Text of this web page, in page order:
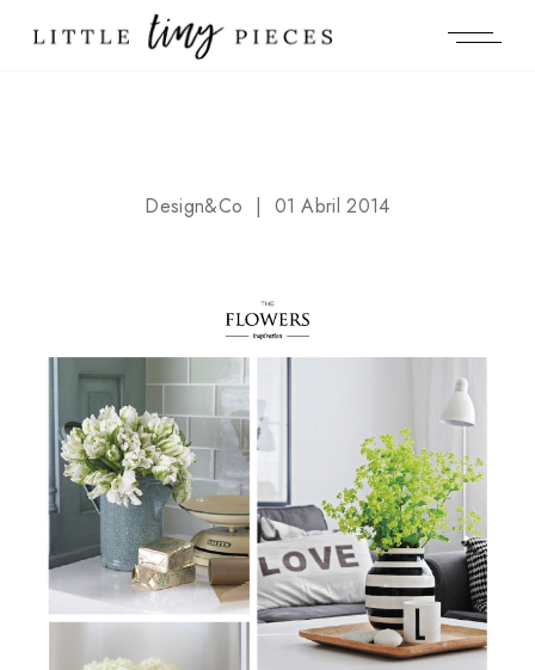
Design&Co 01 Abril 2014